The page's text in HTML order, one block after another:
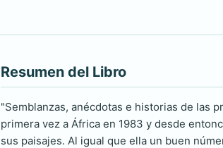
Resumen del Libro
"Semblanzas, anécdotas e historias de las
primera vez a África en 1983 y desde
sus paisajes. Al igual que ella un buen